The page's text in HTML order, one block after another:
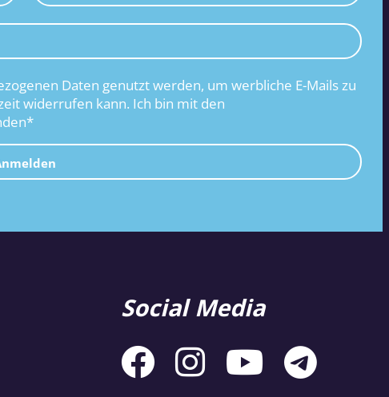
Daten genutzt werden, um werbliche E-Mails zu
widerrufen kann. Ich bin mit den
Social Media